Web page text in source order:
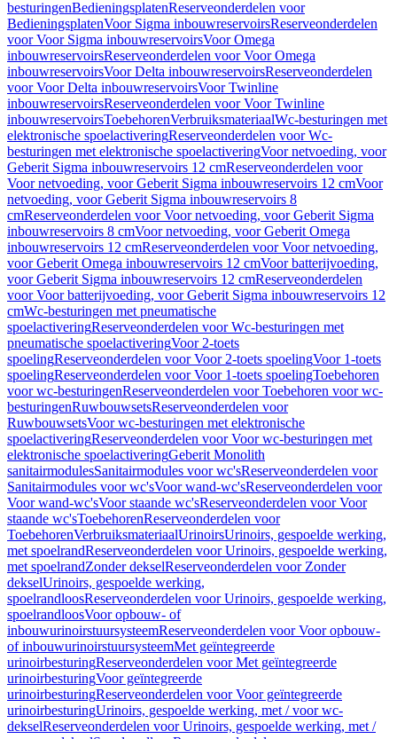
besturingenBedieningsplatenReserveonderdelen voor
BedieningsplatenVoor Sigma inbouwreservoirsReserveonderdelen
voor Voor Sigma inbouwreservoirsVoor Omega
inbouwreservoirsReserveonderdelen voor Voor Omega
inbouwreservoirsVoor Delta inbouwreservoirsReserveonderdelen
voor Voor Delta inbouwreservoirsVoor Twinline
inbouwreservoirsReserveonderdelen voor Voor Twinline
inbouwreservoirsToebehorenVerbruiksmateriaalWc-besturingen met
elektronische spoelactiveringReserveonderdelen voor Wc-
besturingen met elektronische spoelactiveringVoor netvoeding, voor
Geberit Sigma inbouwreservoirs 12 cmReserveonderdelen voor
Voor netvoeding, voor Geberit Sigma inbouwreservoirs 12 cmVoor
netvoeding, voor Geberit Sigma inbouwreservoirs 8
cmReserveonderdelen voor Voor netvoeding, voor Geberit Sigma
inbouwreservoirs 8 cmVoor netvoeding, voor Geberit Omega
inbouwreservoirs 12 cmReserveonderdelen voor Voor netvoeding,
voor Geberit Omega inbouwreservoirs 12 cmVoor batterijvoeding,
voor Geberit Sigma inbouwreservoirs 12 cmReserveonderdelen
voor Voor batterijvoeding, voor Geberit Sigma inbouwreservoirs 12
cmWc-besturingen met pneumatische
spoelactiveringReserveonderdelen voor Wc-besturingen met
pneumatische spoelactiveringVoor 2-toets
spoelingReserveonderdelen voor Voor 2-toets spoelingVoor 1-toets
spoelingReserveonderdelen voor Voor 1-toets spoelingToebehoren
voor wc-besturingenReserveonderdelen voor Toebehoren voor wc-
besturingenRuwbouwsetsReserveonderdelen voor
RuwbouwsetsVoor wc-besturingen met elektronische
spoelactiveringReserveonderdelen voor Voor wc-besturingen met
elektronische spoelactiveringGeberit Monolith
sanitairmodulesSanitairmodules voor wc'sReserveonderdelen voor
Sanitairmodules voor wc'sVoor wand-wc'sReserveonderdelen voor
Voor wand-wc'sVoor staande wc'sReserveonderdelen voor Voor
staande wc'sToebehorenReserveonderdelen voor
ToebehorenVerbruiksmateriaalUrinoirsUrinoirs, gespoelde werking,
met spoelrandReserveonderdelen voor Urinoirs, gespoelde werking,
met spoelrandZonder dekselReserveonderdelen voor Zonder
dekselUrinoirs, gespoelde werking,
spoelrandloosReserveonderdelen voor Urinoirs, gespoelde werking,
spoelrandloosVoor opbouw- of
inbouwurinoirstuursysteemReserveonderdelen voor Voor opbouw-
of inbouwurinoirstuursysteemMet geïntegreerde
urinoirbesturingReserveonderdelen voor Met geïntegreerde
urinoirbesturingVoor geïntegreerde
urinoirbesturingReserveonderdelen voor Voor geïntegreerde
urinoirbesturingUrinoirs, gespoelde werking, met / voor wc-
dekselReserveonderdelen voor Urinoirs, gespoelde werking, met /